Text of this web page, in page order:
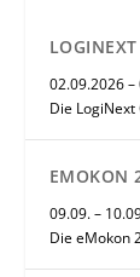
02.09.2026
Die
EMOKON
09.09. –
Die eMokon